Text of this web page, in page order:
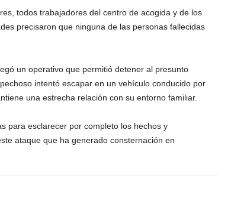
todos trabajadores del centro de acogida y de los
precisaron que ninguna de las personas fallecidas
un operativo que permitió detener al presunto
intentó escapar en un vehículo conducido por
una estrecha relación con su entorno familiar.
para esclarecer por completo los hechos y
ataque que ha generado consternación en